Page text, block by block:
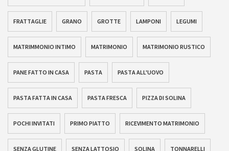
FRATTAGLIE GRANO GROTTE LAMPONI LEGUMI
MATRIMMONIO INTIMO MATRIMONIO MATRIMONIO RUSTICO
PANE FATTO IN CASA PASTA PASTA ALL'UOVO
PASTA FATTA IN CASA PASTA FRESCA PIZZA DI SOLINA
POCHI INVITATI PRIMO PIATTO RICEVIMENTO MATRIMONIO
SENZA GLUTINE SENZA LATTOSIO SOLINA TONNARELLI